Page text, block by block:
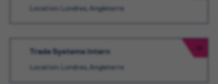
Location: Londres, Angleterre
Trade Systems Intern
Location: Londres, Angleterre